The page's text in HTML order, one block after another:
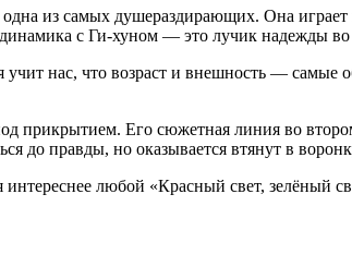
из самых душераздирающих. Она играет
с Ги-хуном — это лучик надежды
учит нас, что возраст и внешность —
прикрытием. Его сюжетная линия во
до правды, но оказывается втянут в
любой «Красный свет, зелёный